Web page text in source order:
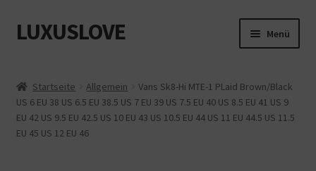
Zur
Navigation
Zum
Inhalt
LUXUSLOVE Menü
Cookie-Richtlinie (EU)
Startseite Allgemein
Vans Sk8-Hi MTE-1 PLaid Brown/Black
US 6 EU 38 US 6.5 EU 38.5 US 7 EU 39 US 7.5 EU 40 US 8.5 EU 41 US 9
EU 42 US 9.5 EU 42.5 US 10 EU 43 US 10.5 EU 44 US 11 EU 44.5 US 11.5
EU 45 US 12 EU 46